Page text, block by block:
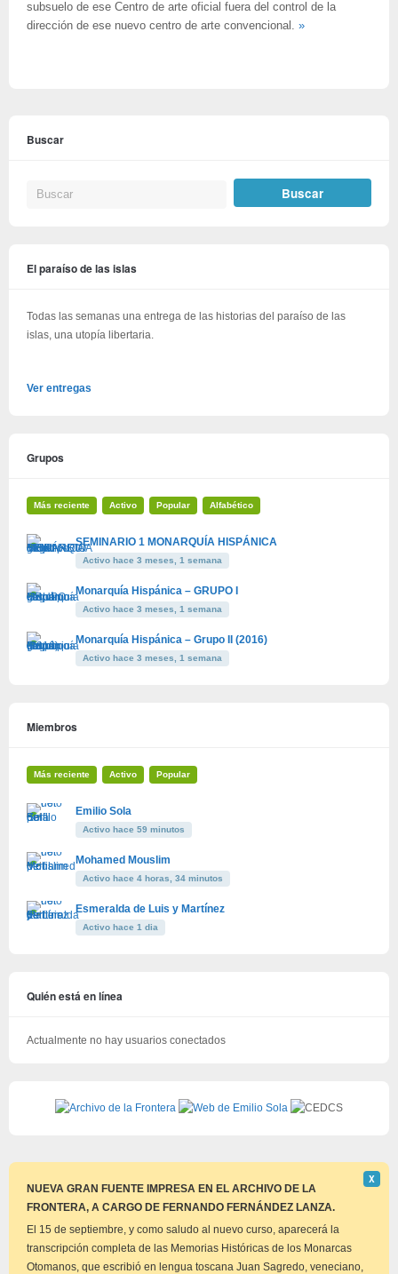
subsuelo de ese Centro de arte oficial fuera del control de la
dirección de ese nuevo centro de arte convencional. »
Buscar
El paraíso de las islas
Todas las semanas una entrega de las historias del paraíso de las
islas, una utopía libertaria.
Ver entregas
Grupos
Más reciente Activo Popular Alfabético
SEMINARIO 1 MONARQUÍA HISPÁNICA
Activo hace 3 meses, 1 semana
Monarquía Hispánica – GRUPO I
Activo hace 3 meses, 1 semana
Monarquía Hispánica – Grupo II (2016)
Activo hace 3 meses, 1 semana
Miembros
Más reciente Activo Popular
Emilio Sola
Activo hace 59 minutos
Mohamed Mouslim
Activo hace 4 horas, 34 minutos
Esmeralda de Luis y Martínez
Activo hace 1 dia
Quién está en línea
Actualmente no hay usuarios conectados
NUEVA GRAN FUENTE IMPRESA EN EL ARCHIVO DE LA
FRONTERA, A CARGO DE FERNANDO FERNÁNDEZ LANZA.
este
Χ
El 15 de septiembre, y como saludo al nuevo curso, aparecerá la
transcripción completa de las Memorias Históricas de los Monarcas
Otomanos, que escribió en lengua toscana Juan Sagredo, veneciano,